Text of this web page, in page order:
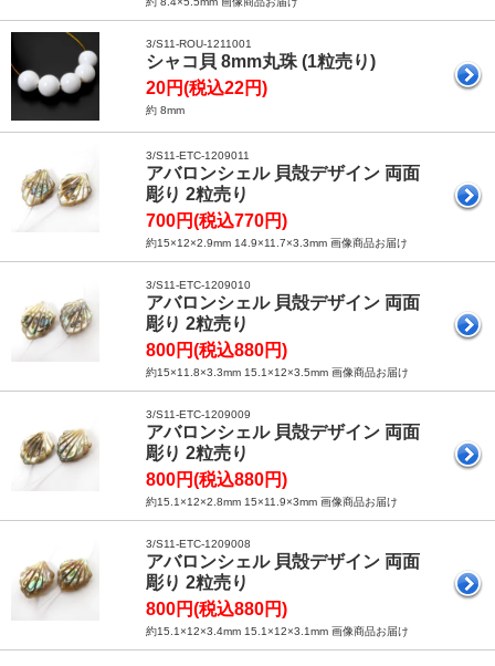
3/S11-ROU-1211001
シャコ貝 8mm丸珠 (1粒売り)
20円(税込22円)
約 8mm
3/S11-ETC-1209011
アバロンシェル 貝殻デザイン 両面
彫り 2粒売り
700円(税込770円)
約15×12×2.9mm 14.9×11.7×3.3mm 画像商品お届け
3/S11-ETC-1209010
アバロンシェル 貝殻デザイン 両面
彫り 2粒売り
800円(税込880円)
約15×11.8×3.3mm 15.1×12×3.5mm 画像商品お届け
3/S11-ETC-1209009
アバロンシェル 貝殻デザイン 両面
彫り 2粒売り
800円(税込880円)
約15.1×12×2.8mm 15×11.9×3mm 画像商品お届け
3/S11-ETC-1209008
アバロンシェル 貝殻デザイン 両面
彫り 2粒売り
800円(税込880円)
約15.1×12×3.4mm 15.1×12×3.1mm 画像商品お届け